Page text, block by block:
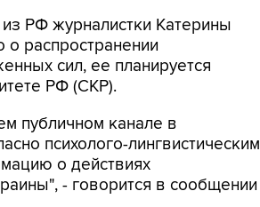
РФ журналистки Катерины
распространении
сил, ее планируется
РФ (СКР).
публичном канале в
психолого-лингвистическим
о действиях
- говорится в сообщении